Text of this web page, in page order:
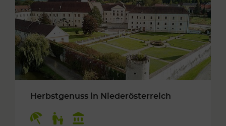
Herbstgenuss in Niederösterreich